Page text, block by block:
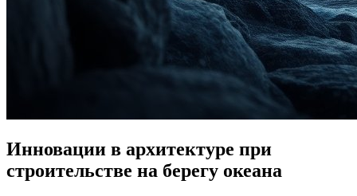
Инновации в архитектуре при
строительстве на берегу океана